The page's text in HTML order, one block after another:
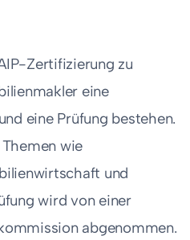
Zertifizierung zu
eine
eine Prüfung bestehen.
wie
und
wird von einer
abgenommen.